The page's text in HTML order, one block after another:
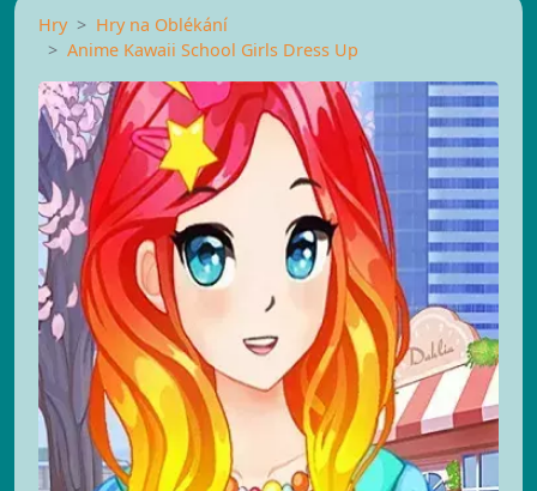
Hry
Hry na Oblékání
Anime Kawaii School Girls Dress Up